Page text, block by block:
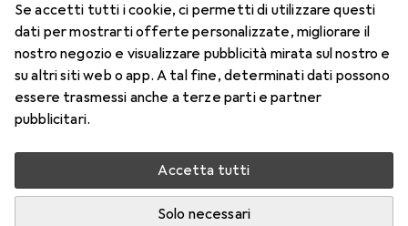
Se accetti tutti i cookie, ci permetti di utilizzare questi
dati per mostrarti offerte personalizzate, migliorare il
nostro negozio e visualizzare pubblicità mirata sul nostro e
su altri siti web o app. A tal fine, determinati dati possono
essere trasmessi anche a terze parti e partner
pubblicitari.
Accetta tutti
Solo necessari
-5.25, Obiettivo mensile, 6 pz., Torico
Prezzo in EUR IVA incl.
Consegna tra mer, 19/8 e ven, 21/8
Più di 10 pezzi in stock presso il fornitore